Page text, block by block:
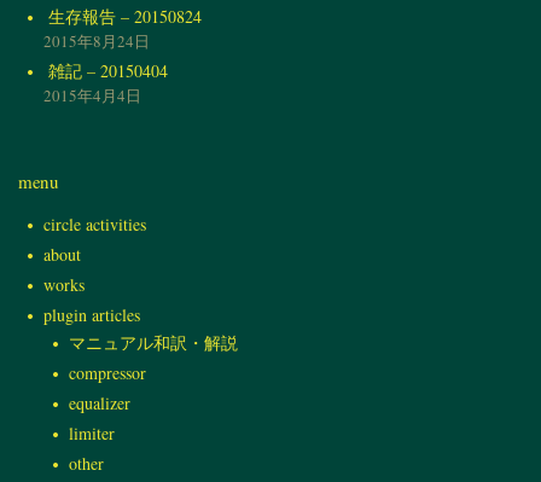
生存報告 – 20150824
2015年8月24日
雑記 – 20150404
2015年4月4日
menu
circle activities
about
works
plugin articles
マニュアル和訳・解説
compressor
equalizer
limiter
other